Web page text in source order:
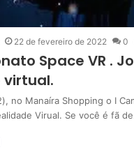
22 de fevereiro de 2022 0
Space VR .
no Manaíra Shopping o I
Virual. Se você é fã